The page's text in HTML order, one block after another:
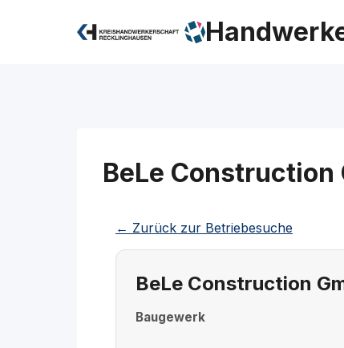
BeLe Construction
← Zurück zur Betriebesuche
BeLe Construction
Baugewerk